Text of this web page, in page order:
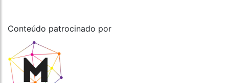
Conteúdo patrocinado por